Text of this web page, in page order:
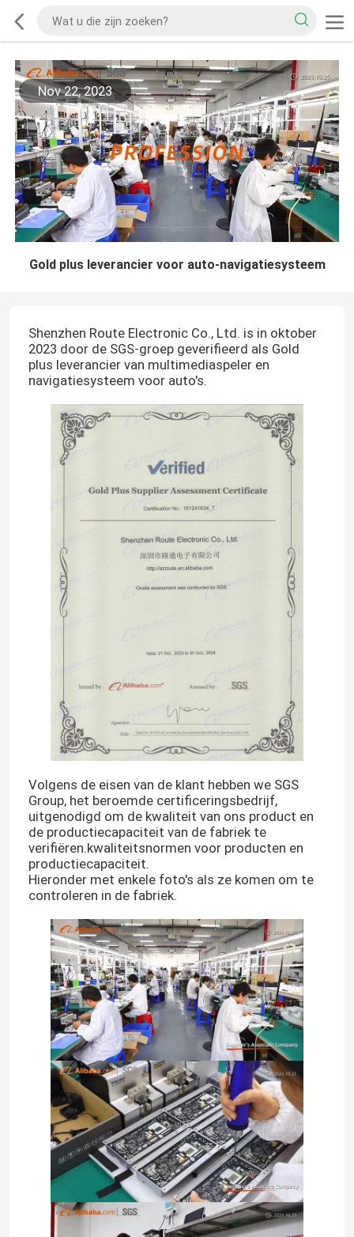
Nov 22, 2023
Gold plus leverancier voor auto-navigatiesysteem
Shenzhen Route Electronic Co., Ltd. is in oktober
2023 door de SGS-groep geverifieerd als Gold
plus leverancier van multimediaspeler en
navigatiesysteem voor auto's.
Volgens de eisen van de klant hebben we SGS
Group, het beroemde certificeringsbedrijf,
uitgenodigd om de kwaliteit van ons product en
de productiecapaciteit van de fabriek te
verifiëren.kwaliteitsnormen voor producten en
productiecapaciteit.
Hieronder met enkele foto's als ze komen om te
controleren in de fabriek.